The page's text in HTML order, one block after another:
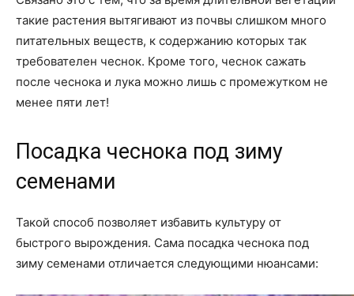
такие растения вытягивают из почвы слишком много
питательных веществ, к содержанию которых так
требователен чеснок. Кроме того, чеснок сажать
после чеснока и лука можно лишь с промежутком не
менее пяти лет!
Посадка чеснока под зиму
семенами
Такой способ позволяет избавить культуру от
быстрого вырождения. Сама посадка чеснока под
зиму семенами отличается следующими нюансами: